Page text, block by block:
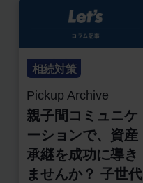
相続対策
Pickup Archive
親子間コミュニケ
ーションで、資産
承継を成功に導き
ませんか？ 子世代